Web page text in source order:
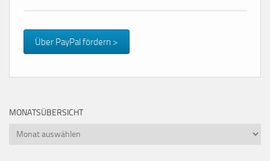
Über PayPal fördern >
MONATSÜBERSICHT
Monatsübersicht